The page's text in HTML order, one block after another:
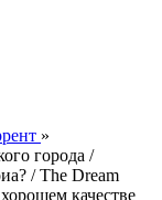
»
города /
/ The Dream
качестве